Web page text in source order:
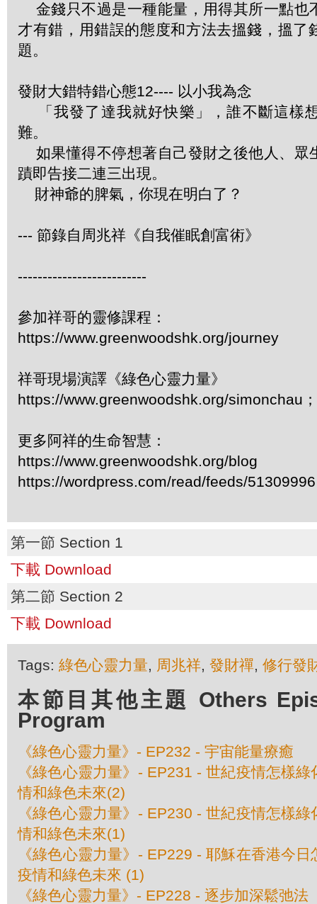
金錢只不過是一種能量，用得其所一點也
才有錯，用錯誤的態度和方法去搵錢，搵了
題。
發財大錯特錯心態12---- 以小我為念
「我發了達我就好快樂」，誰不斷這樣
難。
如果懂得不停想著自己發財之後他人、眾
蹟即告接二連三出現。
財神爺的脾氣，你現在明白了？
--- 節錄自周兆祥《自我催眠創富術》
--------------------------
參加祥哥的靈修課程：
https://www.greenwoodshk.org/journey
祥哥現場演譯《綠色心靈力量》
https://www.greenwoodshk.org/simonchau
更多阿祥的生命智慧：
https://www.greenwoodshk.org/blog
https://wordpress.com/read/feeds/51309996
第一節 Section 1
下載 Download
第二節 Section 2
下載 Download
Tags: 綠色心靈力量, 周兆祥, 發財禪, 修行發
本節目其他主題 Others
Program
《綠色心靈力量》- EP232 - 宇宙能量療癒
《綠色心靈力量》- EP231 - 世紀疫情怎樣
情和綠色未來(2)
《綠色心靈力量》- EP230 - 世紀疫情怎樣
情和綠色未來(1)
《綠色心靈力量》- EP229 - 耶穌在香港今
疫情和綠色未來 (1)
《綠色心靈力量》- EP228 - 逐步加深鬆弛法